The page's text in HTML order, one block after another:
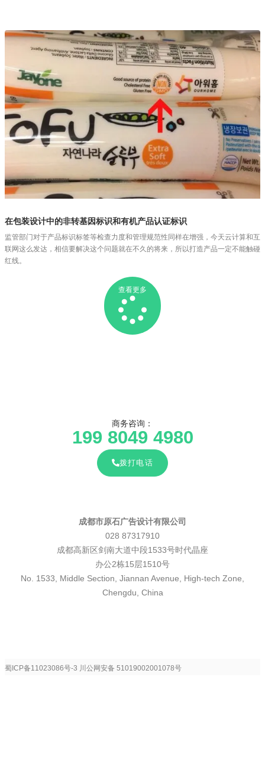
在包装设计中的非转基因标识和有机产品认证标识
监管部门对于产品标识标签等检查力度和管理规范性同样在增强，今天云计算和互
联网这么发达，相信要解决这个问题就在不久的将来，所以打造产品一定不能触碰
红线。
查看更多
商务咨询：
199 8049 4980
拨打电话
成都市原石广告设计有限公司
028 87317910
成都高新区剑南大道中段1533号时代晶座
办公2栋15层1510号
No. 1533, Middle Section, Jiannan Avenue, High-tech Zone,
Chengdu, China
蜀ICP备11023086号-3 川公网安备 51019002001078号